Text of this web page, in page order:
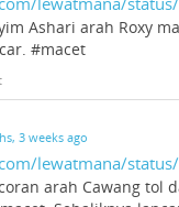
Ashari arah Roxy
#macet
3 weeks ago
lewatmana/
arah Cawang tol